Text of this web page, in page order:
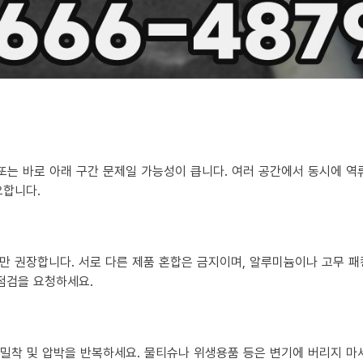
바로 아래 구간 문제일 가능성이 큽니다. 여러 공간에서 동시에
니다.
권장합니다. 서로 다른 제품 혼합은 금지이며, 알루미늄이나 고무
검을 요청하세요.
착 및 압박을 반복하세요. 물티슈나 위생용품 등은 변기에 버리지